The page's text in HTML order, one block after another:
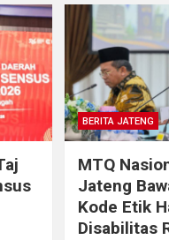
BERITA JATENG
MTQ
Jateng
Kode Etik
Disabilitas